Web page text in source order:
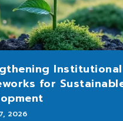
Institutional
for
2026